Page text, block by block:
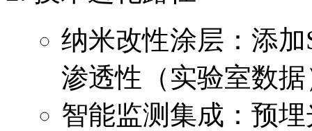
纳米改性涂层：添
渗透性（实验室数
智能监测集成：预